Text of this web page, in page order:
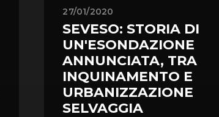
27/01/2020
SEVESO: STORIA DI
UN'ESONDAZIONE
ANNUNCIATA, TRA
INQUINAMENTO E
URBANIZZAZIONE
SELVAGGIA